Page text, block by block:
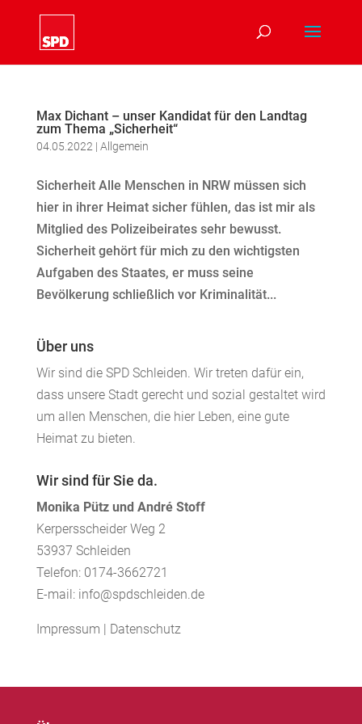
Max Dichant – unser Kandidat für den Landtag
zum Thema „Sicherheit“
04.05.2022 | Allgemein
Sicherheit Alle Menschen in NRW müssen sich
hier in ihrer Heimat sicher fühlen, das ist mir als
Mitglied des Polizeibeirates sehr bewusst.
Sicherheit gehört für mich zu den wichtigsten
Aufgaben des Staates, er muss seine
Bevölkerung schließlich vor Kriminalität...
Über uns
Wir sind die SPD Schleiden. Wir treten dafür ein,
dass unsere Stadt gerecht und sozial gestaltet wird
um allen Menschen, die hier Leben, eine gute
Heimat zu bieten.
Wir sind für Sie da.
Monika Pütz und André Stoff
Kerpersscheider Weg 2
53937 Schleiden
Telefon: 0174-3662721
E-mail: info@spdschleiden.de
Impressum | Datenschutz